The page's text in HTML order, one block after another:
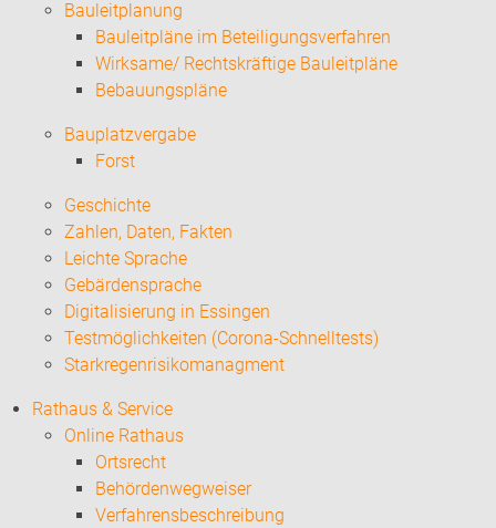
Bauleitplanung
Bauleitpläne im Beteiligungsverfahren
Wirksame/ Rechtskräftige Bauleitpläne
Bebauungspläne
Bauplatzvergabe
Forst
Geschichte
Zahlen, Daten, Fakten
Leichte Sprache
Gebärdensprache
Digitalisierung in Essingen
Testmöglichkeiten (Corona-Schnelltests)
Starkregenrisikomanagment
Rathaus & Service
Online Rathaus
Ortsrecht
Behördenwegweiser
Verfahrensbeschreibung